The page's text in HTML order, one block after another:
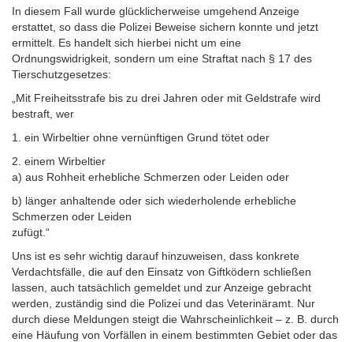
In diesem Fall wurde glücklicherweise umgehend Anzeige
erstattet, so dass die Polizei Beweise sichern konnte und jetzt
ermittelt. Es handelt sich hierbei nicht um eine
Ordnungswidrigkeit, sondern um eine Straftat nach § 17 des
Tierschutzgesetzes:
„Mit Freiheitsstrafe bis zu drei Jahren oder mit Geldstrafe wird
bestraft, wer
1. ein Wirbeltier ohne vernünftigen Grund tötet oder
2. einem Wirbeltier
a) aus Rohheit erhebliche Schmerzen oder Leiden oder
b) länger anhaltende oder sich wiederholende erhebliche
Schmerzen oder Leiden
zufügt.“
Uns ist es sehr wichtig darauf hinzuweisen, dass konkrete
Verdachtsfälle, die auf den Einsatz von Giftködern schließen
lassen, auch tatsächlich gemeldet und zur Anzeige gebracht
werden, zuständig sind die Polizei und das Veterinäramt. Nur
durch diese Meldungen steigt die Wahrscheinlichkeit – z. B. durch
eine Häufung von Vorfällen in einem bestimmten Gebiet oder das